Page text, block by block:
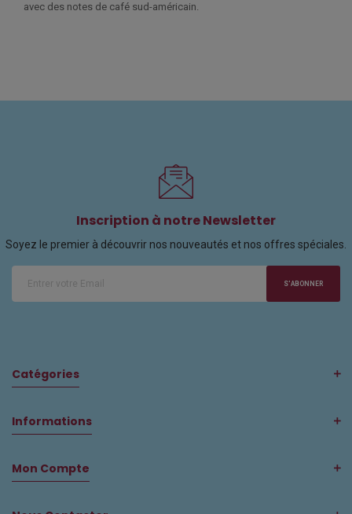
avec des notes de café sud-américain.
Inscription à notre Newsletter
Soyez le premier à découvrir nos nouveautés et nos offres spéciales.
S'ABONNER
Catégories
Informations
Mon Compte